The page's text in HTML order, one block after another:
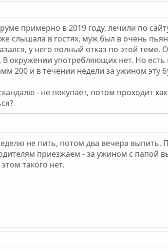
примерно в 2019 году, лечили по
слышала в гостях, муж был в очень
у него полный отказ по этой
В окружении употребляющих нет. Но
200 и в течении недели за ужином эту
- не покупает, потом проходит
не пить, потом два вечера выпить.
приезжаем - за ужином с папой
такого нет.